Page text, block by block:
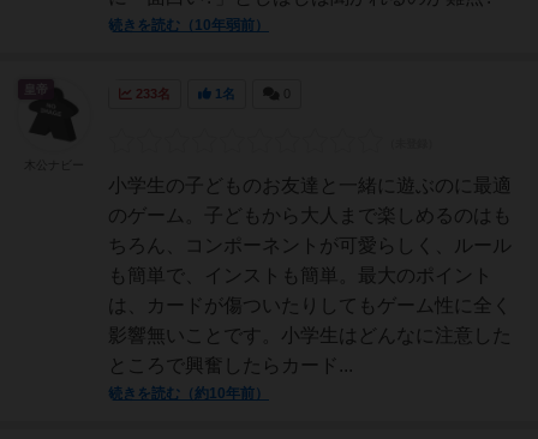
続きを読む（10年弱前）
233名 1名
小学生の子どものお友達と一緒に遊ぶのに最適
のゲーム。子どもから大人まで楽しめるのはも
ちろん、コンポーネントが可愛らしく、ルール
も簡単で、インストも簡単。最大のポイント
は、カードが傷ついたりしてもゲーム性に全く
影響無いことです。小学生はどんなに注意した
ところで興奮したらカード...
続きを読む（約10年前）